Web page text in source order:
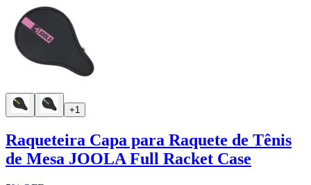
+1
Raqueteira Capa para Raquete de Tênis
de Mesa JOOLA Full Racket Case